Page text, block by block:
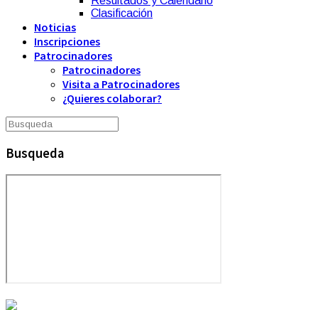
Clasificación
Noticias
Inscripciones
Patrocinadores
Patrocinadores
Visita a Patrocinadores
¿Quieres colaborar?
Busqueda